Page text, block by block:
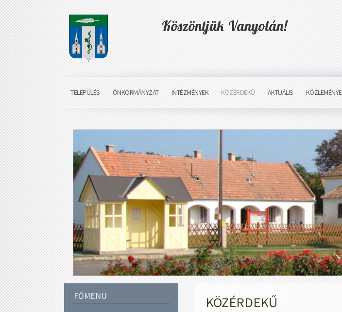
Köszöntjük Vanyolán!
TELEPÜLÉS ÖNKORMÁNYZAT INTÉZMÉNYEK KÖZÉRDEKŰ AKTUÁLIS
KÖZÉRDEKŰ
FŐMENÜ